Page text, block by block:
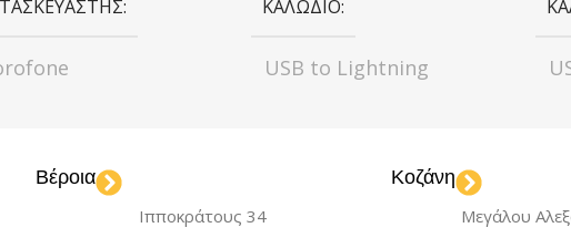
ΚΑΛΏΔΙΟ
USB to Lightning
Βέροια
Ιπποκράτους 34
Κοζάνη
Μεγάλου